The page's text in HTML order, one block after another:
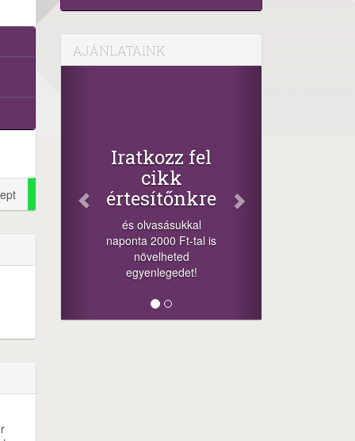
AJÁNLATAINK
Iratkozz fel
cikk
értesítőnkre
és olvasásukkal
naponta 2000 Ft-tal is
növelheted
egyenlegedet!